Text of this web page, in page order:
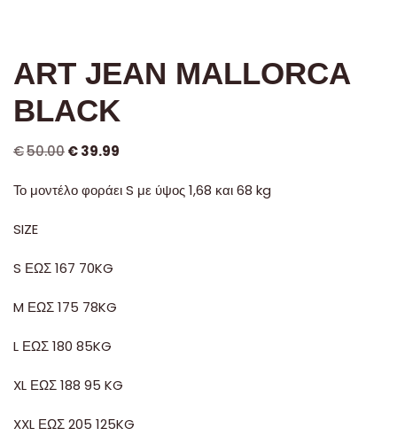
ART JEAN MALLORCA
BLACK
€50.00€39.99
Το μοντέλο φοράει S με ύψος 1,68 και 68 kg
SIZE
S ΕΩΣ 167 70KG
M ΕΩΣ 175 78KG
L ΕΩΣ 180 85KG
XL ΕΩΣ 188 95 KG
XXL ΕΩΣ 205 125KG